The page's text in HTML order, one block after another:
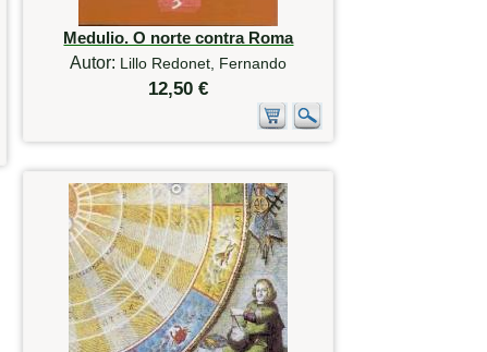
Medulio. O norte contra Roma
Autor: Lillo Redonet, Fernando
12,50 €